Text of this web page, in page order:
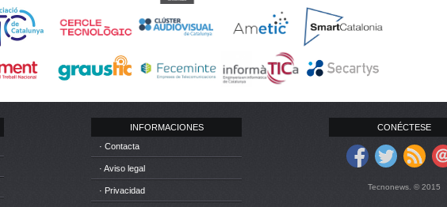
INFORMACIONES
· Contacta
· Aviso legal
· Privacidad
CONÉCTESE
Tecnonews. © 2015